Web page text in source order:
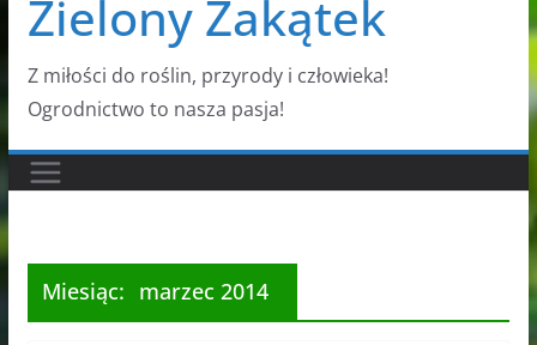
Zielony Zakątek
Z miłości do roślin, przyrody i człowieka!
Ogrodnictwo to nasza pasja!
Miesiąc: marzec 2014